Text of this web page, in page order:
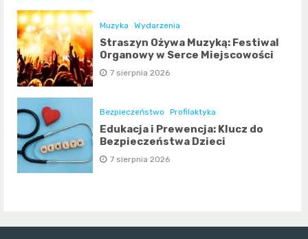
Muzyka Wydarzenia
Straszyn Ożywa Muzyką: Festiwal
Organowy w Serce Miejscowości
7 sierpnia 2026
Bezpieczeństwo Profilaktyka
Edukacja i Prewencja: Klucz do
Bezpieczeństwa Dzieci
7 sierpnia 2026